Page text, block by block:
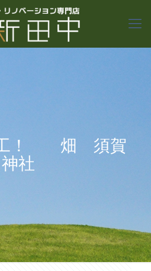
工！ 畑 須賀
神社